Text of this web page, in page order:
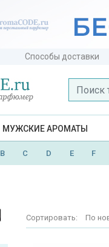
Способы доставки
МУЖСКИЕ АРОМАТЫ
B C D E F
Сортировать: По